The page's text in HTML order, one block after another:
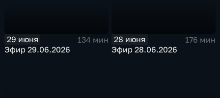
29 июня
134 мин
Эфир 29.06.2026
28 июня
176 мин
Эфир 28.06.2026